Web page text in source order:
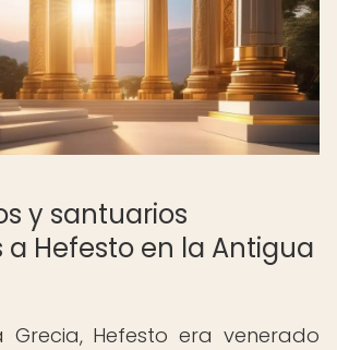
y santuarios
Hefesto en la Antigua
Grecia, Hefesto era venerado